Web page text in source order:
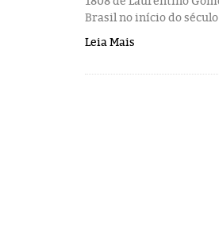
Brasil no início do
Leia Mais